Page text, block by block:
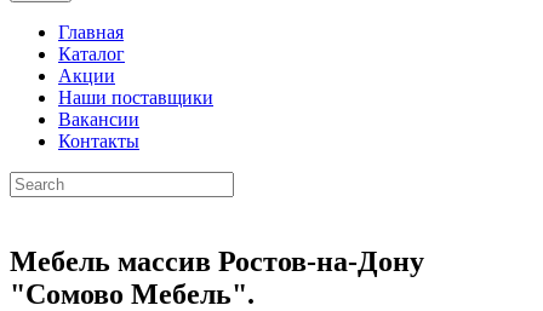
Главная
Каталог
Акции
Наши поставщики
Вакансии
Контакты
Мебель массив Ростов-на-Дону
"Сомово Мебель".